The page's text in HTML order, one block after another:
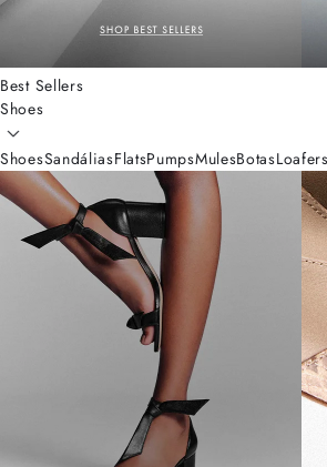
Best Sellers
Shoes
ShoesSandáliasFlatsPumpsMulesBotasLoafers